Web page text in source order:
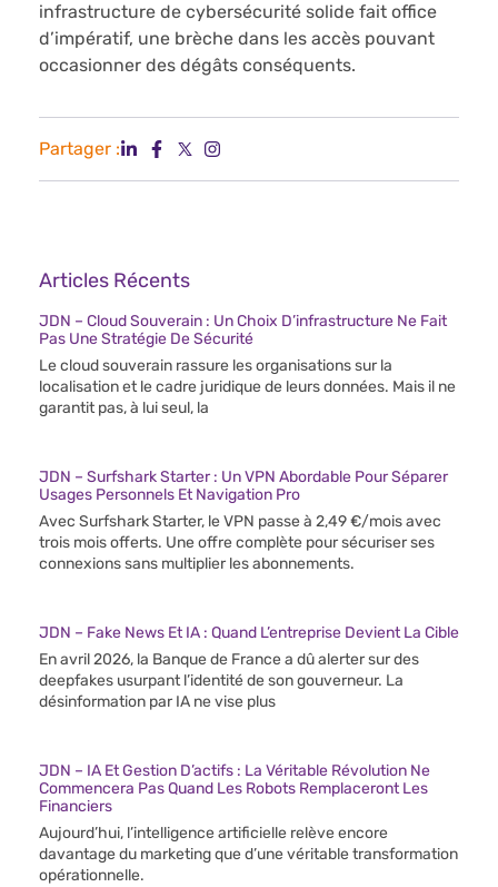
infrastructure de cybersécurité solide fait office
d’impératif, une brèche dans les accès pouvant
occasionner des dégâts conséquents.
Partager :
Articles Récents
JDN – Cloud Souverain : Un Choix D’infrastructure Ne Fait
Pas Une Stratégie De Sécurité
Le cloud souverain rassure les organisations sur la
localisation et le cadre juridique de leurs données. Mais il ne
garantit pas, à lui seul, la
JDN – Surfshark Starter : Un VPN Abordable Pour Séparer
Usages Personnels Et Navigation Pro
Avec Surfshark Starter, le VPN passe à 2,49 €/mois avec
trois mois offerts. Une offre complète pour sécuriser ses
connexions sans multiplier les abonnements.
JDN – Fake News Et IA : Quand L’entreprise Devient La Cible
En avril 2026, la Banque de France a dû alerter sur des
deepfakes usurpant l’identité de son gouverneur. La
désinformation par IA ne vise plus
JDN – IA Et Gestion D’actifs : La Véritable Révolution Ne
Commencera Pas Quand Les Robots Remplaceront Les
Financiers
Aujourd’hui, l’intelligence artificielle relève encore
davantage du marketing que d’une véritable transformation
opérationnelle.